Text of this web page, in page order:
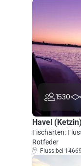
1530
Havel (Ketzin)
Fischarten:
Rotfeder
Fluss bei